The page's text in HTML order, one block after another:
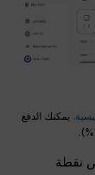
. يمكنك الدفع
نقطة